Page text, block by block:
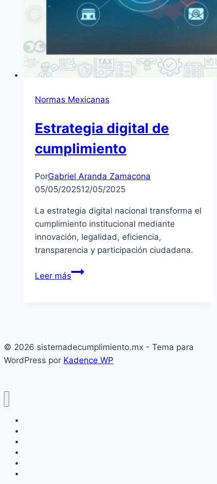
Normas Mexicanas
Estrategia digital de
cumplimiento
PorGabriel Aranda Zamacona
05/05/202512/05/2025
La estrategia digital nacional transforma el
cumplimiento institucional mediante
innovación, legalidad, eficiencia,
transparencia y participación ciudadana.
Leer másEstrategia
© 2026 sistemadecumplimiento.mx - Tema para
WordPress por Kadence WP